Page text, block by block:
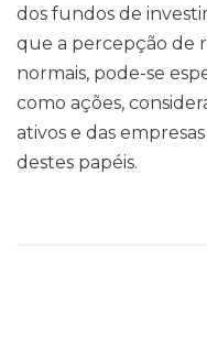
dos fundos de
que a percepção de
normais, pode-se
como ações,
ativos e das
destes papéis.